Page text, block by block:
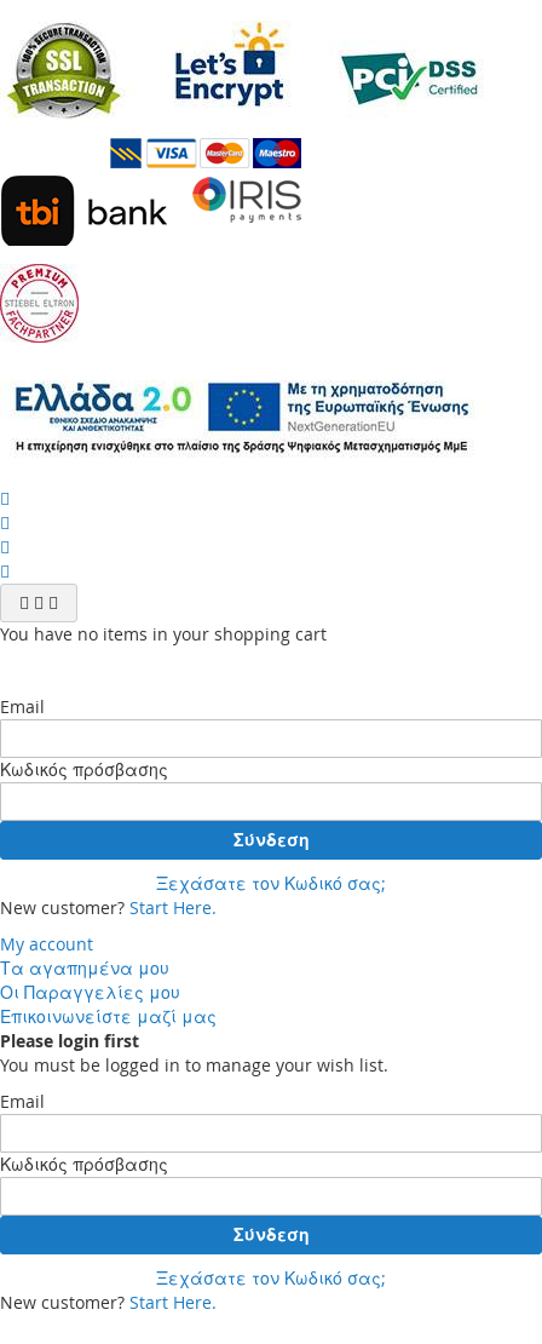
You have no items in your shopping cart
Email
Κωδικός πρόσβασης
Σύνδεση
Ξεχάσατε τον Κωδικό σας;
New customer? Start Here.
My account
Τα αγαπημένα μου
Οι Παραγγελίες μου
Επικοινωνείστε μαζί μας
Please login first
You must be logged in to manage your wish list.
Email
Κωδικός πρόσβασης
Σύνδεση
Ξεχάσατε τον Κωδικό σας;
New customer? Start Here.